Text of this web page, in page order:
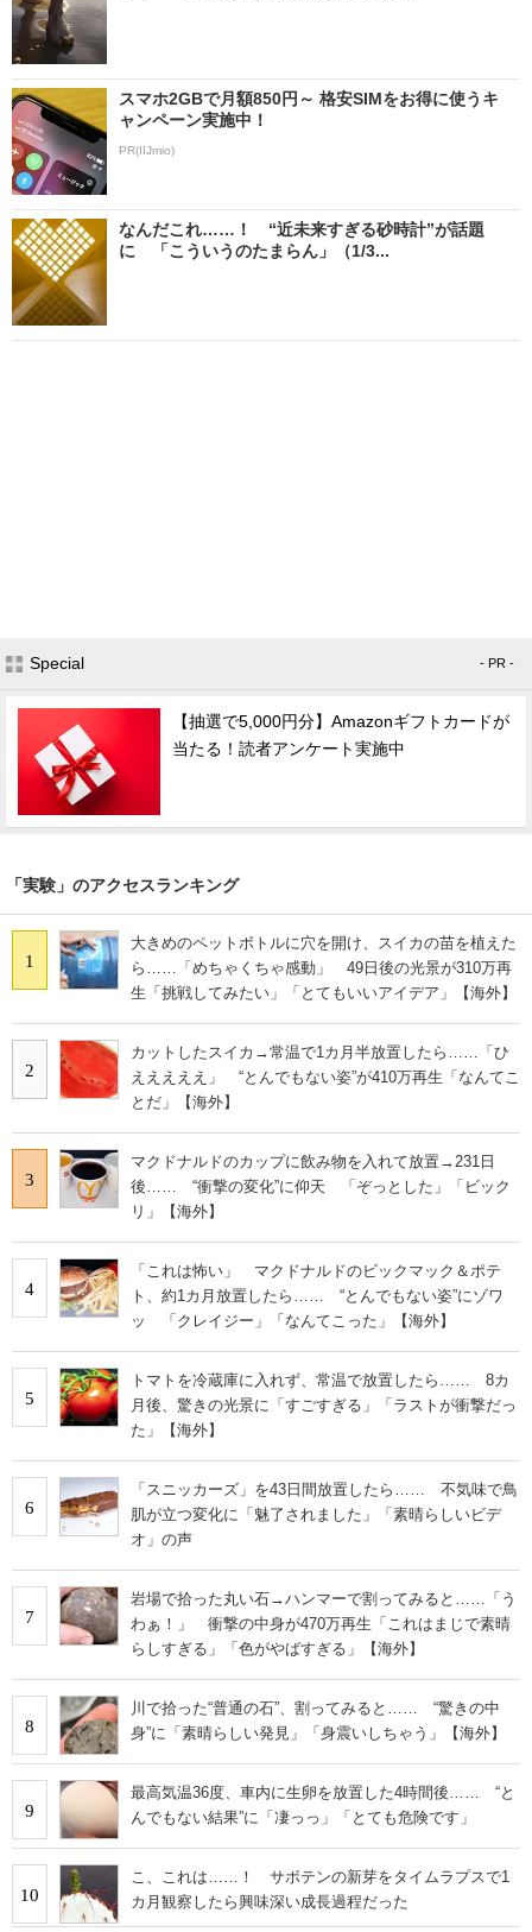
スマホ2GBで月額850円～ 格安SIMをお得に使うキ
ャンペーン実施中！
PR(IIJmio)
なんだこれ……！ “近未来すぎる砂時計”が話題
に 「こういうのたまらん」（1/3...
Special - PR -
【抽選で5,000円分】Amazonギフトカードが
当たる！読者アンケート実施中
「実験」のアクセスランキング
1
大きめのペットボトルに穴を開け、スイカの苗を植えた
ら……「めちゃくちゃ感動」 49日後の光景が310万再
生「挑戦してみたい」「とてもいいアイデア」【海外】
2
カットしたスイカ→常温で1カ月半放置したら……「ひ
えええええ」 “とんでもない姿”が410万再生「なんてこ
とだ」【海外】
3
マクドナルドのカップに飲み物を入れて放置→231日
後…… “衝撃の変化”に仰天 「ぞっとした」「ビック
リ」【海外】
4
「これは怖い」 マクドナルドのビックマック＆ポテ
ト、約1カ月放置したら…… “とんでもない姿”にゾワ
ッ 「クレイジー」「なんてこった」【海外】
5
トマトを冷蔵庫に入れず、常温で放置したら…… 8カ
月後、驚きの光景に「すごすぎる」「ラストが衝撃だっ
た」【海外】
6
「スニッカーズ」を43日間放置したら…… 不気味で鳥
肌が立つ変化に「魅了されました」「素晴らしいビデ
オ」の声
7
岩場で拾った丸い石→ハンマーで割ってみると……「う
わぁ！」 衝撃の中身が470万再生「これはまじで素晴
らしすぎる」「色がやばすぎる」【海外】
8
川で拾った“普通の石”、割ってみると…… “驚きの中
身”に「素晴らしい発見」「身震いしちゃう」【海外】
9
最高気温36度、車内に生卵を放置した4時間後…… “と
んでもない結果”に「凄っっ」「とても危険です」
10
こ、これは……！ サボテンの新芽をタイムラプスで1
カ月観察したら興味深い成長過程だった